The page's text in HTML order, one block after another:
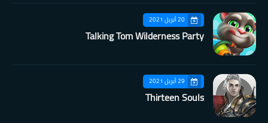
20 أبريل 2021
Talking Tom Wilderness Party
29 أبريل 2021
Thirteen Souls